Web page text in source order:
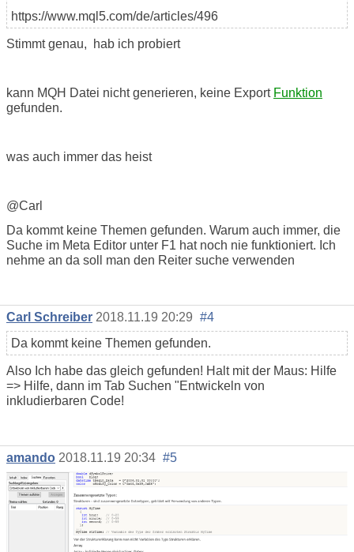
https://www.mql5.com/de/articles/496
Stimmt genau, hab ich probiert
kann MQH Datei nicht generieren, keine Export Funktion
gefunden.
was auch immer das heist
@Carl
Da kommt keine Themen gefunden. Warum auch immer, die
Suche im Meta Editor unter F1 hat noch nie funktioniert. Ich
nehme an da soll man den Reiter suche verwenden
Carl Schreiber 2018.11.19 20:29 #4
Da kommt keine Themen gefunden.
Also Ich habe das gleich gefunden! Halt mit der Maus: Hilfe
=> Hilfe, dann im Tab Suchen "Entwickeln von
inkludierbaren Code!
amando 2018.11.19 20:34 #5